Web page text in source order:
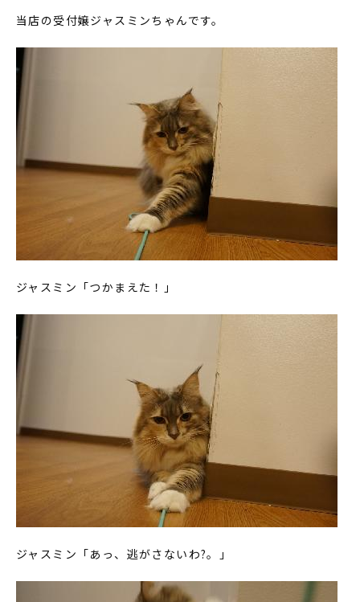
当店の受付嬢ジャスミンちゃんです。
ジャスミン「つかまえた！」
ジャスミン「あっ、逃がさないわ?。」